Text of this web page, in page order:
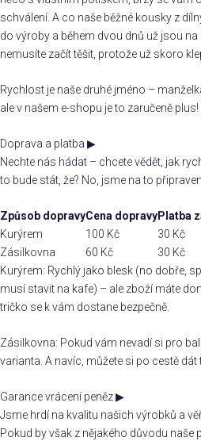
schválení. A co naše běžné kousky z
do výroby a během dvou dnů už jsou na
nemusíte začít těšit, protože už skoro
Rychlost je naše druhé jméno –
ale v našem e-shopu je to zaručeně plus!
Doprava a platba ▶
Nechte nás hádat – chcete vědět, jak
to bude stát, že? No, jsme na to
Způsob dopravyCena dopravyPlatba
Kurýrem
100 Kč 30 Kč
Zásilkovna
60 Kč 30 Kč
Kurýrem: Rychlý jako blesk (no dobře,
musí stavit na kafe) – ale zboží máte
tričko se k vám dostane bezpečně.
Zásilkovna: Pokud vám nevadí si pro
varianta. A navíc, můžete si po cestě dát
Garance vrácení peněz▶
Jsme hrdí na kvalitu našich výrobků a
Pokud by však z nějakého důvodu naše